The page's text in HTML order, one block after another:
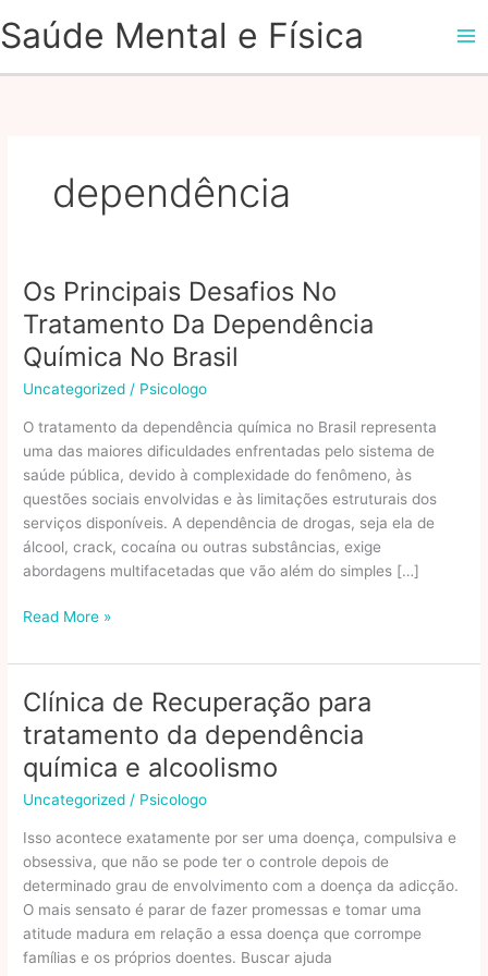
para
Saúde Mental e Física
dependência
Os Principais Desafios No
Tratamento Da Dependência
Química No Brasil
Uncategorized / Psicologo
O tratamento da dependência química no Brasil representa
uma das maiores dificuldades enfrentadas pelo sistema de
saúde pública, devido à complexidade do fenômeno, às
questões sociais envolvidas e às limitações estruturais dos
serviços disponíveis. A dependência de drogas, seja ela de
álcool, crack, cocaína ou outras substâncias, exige
abordagens multifacetadas que vão além do simples […]
Os
Desafios
No
Tratamento
Da
Dependência
Química
No
Brasil
Read More »
Clínica de Recuperação para
tratamento da dependência
química e alcoolismo
Uncategorized / Psicologo
Isso acontece exatamente por ser uma doença, compulsiva e
obsessiva, que não se pode ter o controle depois de
determinado grau de envolvimento com a doença da adicção.
O mais sensato é parar de fazer promessas e tomar uma
atitude madura em relação a essa doença que corrompe
famílias e os próprios doentes. Buscar ajuda